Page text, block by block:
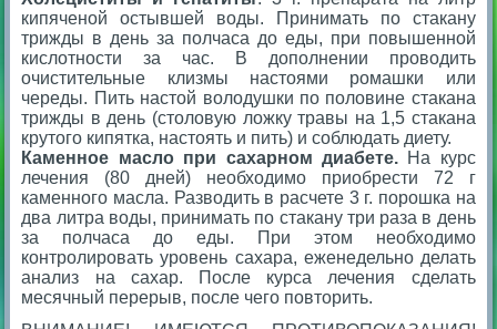
кипяченой остывшей воды. Принимать по стакану
трижды в день за полчаса до еды, при повышенной
кислотности за час. В дополнении проводить
очистительные клизмы настоями ромашки или
череды. Пить настой володушки по половине стакана
трижды в день (столовую ложку травы на 1,5 стакана
крутого кипятка, настоять и пить) и соблюдать диету.
Каменное масло при сахарном диабете. На курс
лечения (80 дней) необходимо приобрести 72 г
каменного масла. Разводить в расчете 3 г. порошка на
два литра воды, принимать по стакану три раза в день
за полчаса до еды. При этом необходимо
контролировать уровень сахара, еженедельно делать
анализ на сахар. После курса лечения сделать
месячный перерыв, после чего повторить.